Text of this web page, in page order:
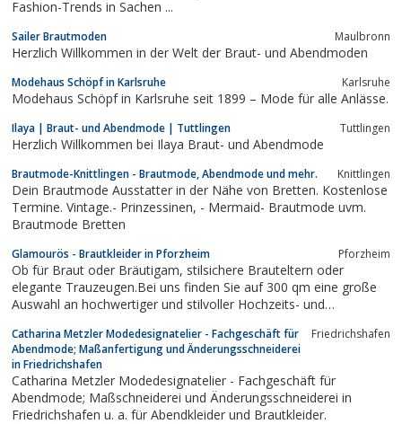
Fashion-Trends in Sachen ...
Sailer Brautmoden Maulbronn
Herzlich Willkommen in der Welt der Braut- und Abendmoden
Modehaus Schöpf in Karlsruhe Karlsruhe
Modehaus Schöpf in Karlsruhe seit 1899 – Mode für alle Anlässe.
Ilaya | Braut- und Abendmode | Tuttlingen Tuttlingen
Herzlich Willkommen bei Ilaya Braut- und Abendmode
Brautmode-Knittlingen - Brautmode, Abendmode und mehr. Knittlingen
Dein Brautmode Ausstatter in der Nähe von Bretten. Kostenlose
Termine. Vintage.- Prinzessinen, - Mermaid- Brautmode uvm.
Brautmode Bretten
Glamourös - Brautkleider in Pforzheim Pforzheim
Ob für Braut oder Bräutigam, stilsichere Brauteltern oder
elegante Trauzeugen.Bei uns finden Sie auf 300 qm eine große
Auswahl an hochwertiger und stilvoller Hochzeits- und
kreativen Newcomern. Klassisch, romantisch, extravagant oder
verspielt. Und immer zeitlos schön.
Catharina Metzler Modedesignatelier - Fachgeschäft für
Abendmode; Maßanfertigung und Änderungsschneiderei
in Friedrichshafen
Friedrichshafen
Catharina Metzler Modedesignatelier - Fachgeschäft für
Abendmode; Maßschneiderei und Änderungsschneiderei in
Friedrichshafen u. a. für Abendkleider und Brautkleider.